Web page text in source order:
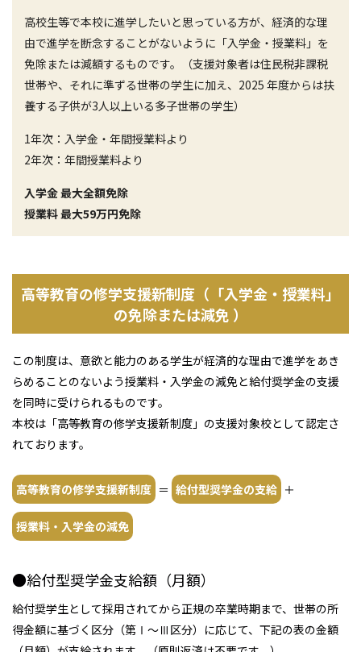
高校生等で本校に進学したいと思っている方が、経済的な理
由で進学を断念することがないように「入学金・授業料」を
免除または減額するものです。（支援対象者は住民税非課税
世帯や、それに準ずる世帯の学生に加え、2025 年度からは扶
養する子供が3人以上いる多子世帯の学生）
1年次：入学金・年間授業料より
2年次：年間授業料より
入学金 最大全額免除
授業料 最大59万円免除
高等教育の修学支援新制度（「入学金・授業料」
の免除または減免 ）
この制度は、意欲と能力のある学生が経済的な理由で進学をあき
らめることのないよう授業料・入学金の減免と給付奨学金の支援
を同時に受けられるものです。
本校は「高等教育の修学支援新制度」の支援対象校として認定さ
れております。
高等教育の修学支援新制度 ＝ 給付型奨学金の支給 ＋
授業料・入学金の減免
●給付型奨学金支給額（月額）
給付奨学生として採用されてから正規の卒業時期まで、世帯の所
得金額に基づく区分（第Ⅰ～Ⅲ区分）に応じて、下記の表の金額